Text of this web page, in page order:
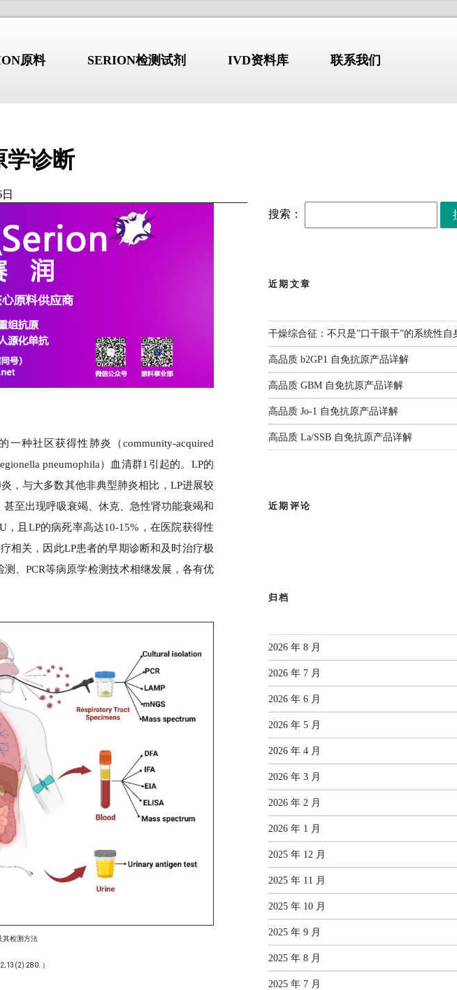
介
德国维润赛润 (Institut Virion\Serion GmbH)
始于1978年，
著名的诊断原料生产商。总部设于德国维尔茨堡，拥有
ISO 13485认证及P3生物安全实验室。四十余载匠心耕
们在天然抗原、重组抗原、人源化单抗等领域构建了丰富
原料产品线和试剂产品。
作为亚太区枢纽，
承载Virion\Serion的品牌使命，为客户提供专业的市场推
商务合作及技术支持，致力成为您值得信赖的合作伙伴。
原料 SERION检测试剂 IVD资料库
业新闻
干燥综合征：不只是”口干眼
干”的系统性自身免疫病
高品质 b2GP1 自免抗原产品详解
高品质 GBM 自免抗原产品详解
高品质 Jo-1 自免抗原产品详解
查看全部新闻
【标准・方案・指南】布
2026.07.10
项指南征求意见稿
监测年度报告（2025）
国家疾控发布：传染病信息报告
管理规范（2026年版）
前沿综述：呼吸道病原体
感染与检测：现状、挑战
2026.06.22
查看全部共识
联系我们
学诊断
一种社区获得性肺炎（community-acquired
pneumophila）血清群1引起的。LP的
，与大多数其他非典型肺炎相比，LP进展较
至出现呼吸衰竭、休克、急性肾功能衰竭和
且LP的病死率高达10-15%，在医院获得性
相关，因此LP患者的早期诊断和及时治疗极
、PCR等病原学检测技术相继发展，各有优
其检测方法
）
搜索：
近期文章
干燥综合征：不只是”口干眼干”的系统性自
高品质 b2GP1 自免抗原产品详解
高品质 GBM 自免抗原产品详解
高品质 Jo-1 自免抗原产品详解
高品质 La/SSB 自免抗原产品详解
近期评论
归档
2026 年 8 月
2026 年 7 月
2026 年 6 月
2026 年 5 月
2026 年 4 月
2026 年 3 月
2026 年 2 月
2026 年 1 月
2025 年 12 月
2025 年 11 月
2025 年 10 月
2025 年 9 月
2025 年 8 月
2025 年 7 月